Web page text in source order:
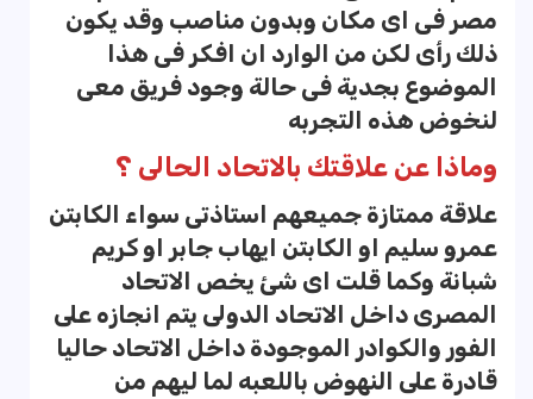
مصر فى اى مكان وبدون مناصب وقد يكون
ذلك رأى لكن من الوارد ان افكر فى هذا
الموضوع بجدية فى حالة وجود فريق معى
لنخوض هذه التجربه
وماذا عن علاقتك بالاتحاد الحالى ؟
علاقة ممتازة جميعهم استاذتى سواء الكابتن
عمرو سليم او الكابتن ايهاب جابر او كريم
شبانة وكما قلت اى شئ يخص الاتحاد
المصرى داخل الاتحاد الدولى يتم انجازه على
الفور والكوادر الموجودة داخل الاتحاد حاليا
قادرة على النهوض باللعبه لما ليهم من